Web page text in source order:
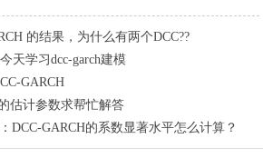
的结果，为什么有两个DCC??
天学习dcc-garch建模
GARCH
估计参数求帮忙解答
DCC-GARCH的系数显著水平怎么计算？